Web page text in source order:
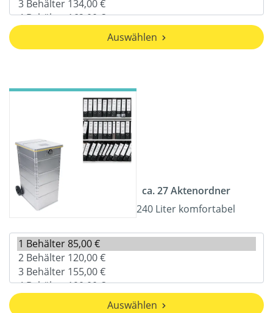
Auswählen
ca. 27 Aktenordner
240 Liter komfortabel
Auswählen